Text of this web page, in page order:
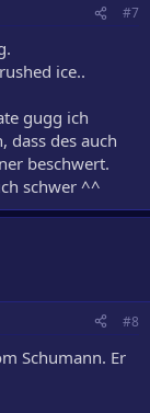
#7
ice..
gugg ich
dass des auch
beschwert.
schwer ^^
#8
Schumann. Er